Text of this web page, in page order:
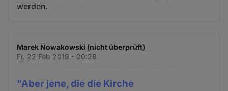
werden.
Marek Nowakowski (nicht überprüft)
Fr. 22 Feb 2019 - 00:28
"Aber jene, die die Kirche